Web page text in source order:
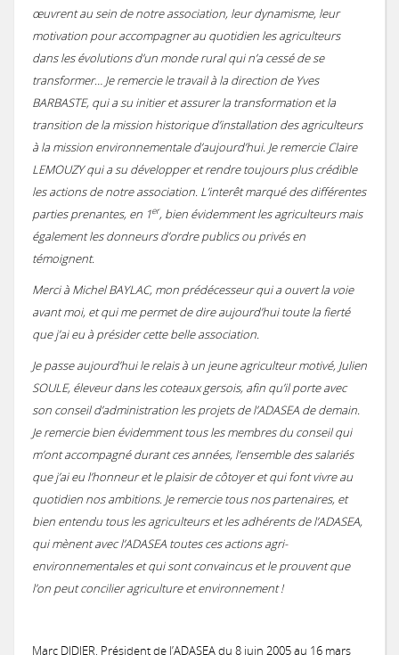
œuvrent au sein de notre association, leur dynamisme, leur
motivation pour accompagner au quotidien les agriculteurs
dans les évolutions d’un monde rural qui n’a cessé de se
transformer… Je remercie le travail à la direction de Yves
BARBASTE, qui a su initier et assurer la transformation et la
transition de la mission historique d’installation des agriculteurs
à la mission environnementale d’aujourd’hui. Je remercie Claire
LEMOUZY qui a su développer et rendre toujours plus crédible
les actions de notre association. L’interêt marqué des différentes
parties prenantes, en 1er, bien évidemment les agriculteurs mais
également les donneurs d’ordre publics ou privés en
témoignent.
Merci à Michel BAYLAC, mon prédécesseur qui a ouvert la voie
avant moi, et qui me permet de dire aujourd’hui toute la fierté
que j’ai eu à présider cette belle association.
Je passe aujourd’hui le relais à un jeune agriculteur motivé, Julien
SOULE, éleveur dans les coteaux gersois, afin qu’il porte avec
son conseil d’administration les projets de l’ADASEA de demain.
Je remercie bien évidemment tous les membres du conseil qui
m’ont accompagné durant ces années, l’ensemble des salariés
que j’ai eu l’honneur et le plaisir de côtoyer et qui font vivre au
quotidien nos ambitions. Je remercie tous nos partenaires, et
bien entendu tous les agriculteurs et les adhérents de l’ADASEA,
qui mènent avec l’ADASEA toutes ces actions agri-
environnementales et qui sont convaincus et le prouvent que
l’on peut concilier agriculture et environnement !
Marc DIDIER, Président de l’ADASEA du 8 juin 2005 au 16 mars